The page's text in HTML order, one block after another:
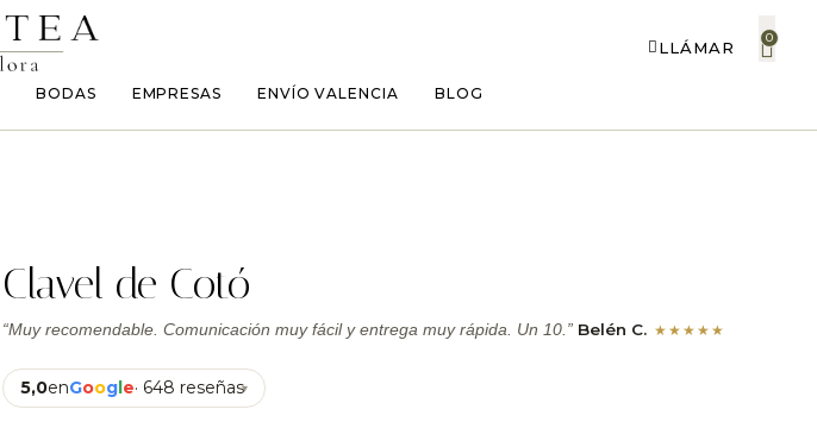
BODAS EMPRESAS ENVÍO VALENCIA BLOG
LLÁMAR
0
Clavel de Cotó
“Muy recomendable. Comunicación muy fácil y entrega muy rápida. Un 10.” Belén C. ★★★★★
5,0enGoogle· 648 reseñas▾